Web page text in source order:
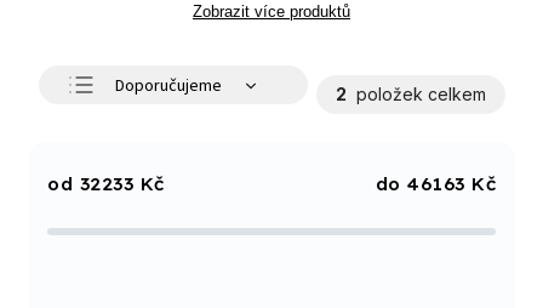
Zobrazit více produktů
Doporučujeme
Abecedně
2 položek celkem
32233 Kč 46163 Kč